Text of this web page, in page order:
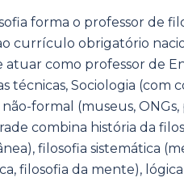
forma o professor de
currículo obrigatório
como professor de
técnicas, Sociologia (com
formal (museus,
combina história da
filosofia sistemática
filosofia da mente),